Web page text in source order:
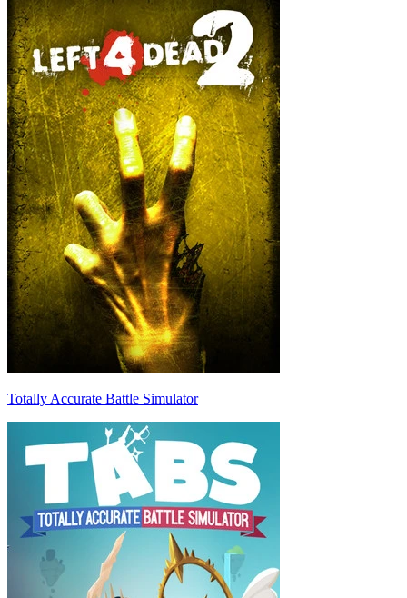
Totally Accurate Battle Simulator